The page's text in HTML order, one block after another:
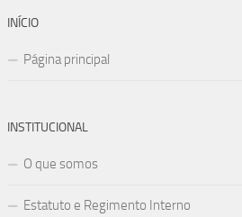
INÍCIO
Página principal
INSTITUCIONAL
O que somos
Estatuto e Regimento Interno